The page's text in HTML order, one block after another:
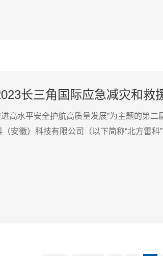
长三角国际应急减灾和救
高水平安全护航高质量发展”为主题的第
安徽）科技有限公司（以下简称“北方雷科